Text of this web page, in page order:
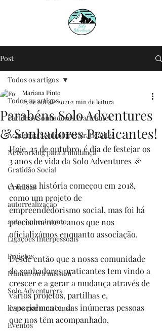
Post
Todos os artigos
Partilhas Sonhadores Praticantes
Academia Sonhadores Praticantes
Networking para a mudança
Gratidão Social
Crónicas
autorrealização
autoconhecimento
Ligações Interpessoais
Projetos
Human on a mission
Solo Adventurers
livros por uma causa
Eventos
Todos os artigos
Parabéns Solo Adventures
& Sonhadores Praticantes!
Mariana Pinto
25 de out. de 20212 min de leitura
Hoje, 25 de outubro, é dia de festejar os
3 anos de vida da Solo Adventures 🎉
A nossa história começou em 2018,
como um projeto de
empreendedorismo social, mas foi há
precisamente 2 anos que nos
oficializámos enquanto associação.
Desde então que a nossa comunidade
de sonhadores praticantes tem vindo a
crescer e a gerar a mudança através de
vários projetos, partilhas e,
especialmente, das inúmeras pessoas
que nos têm acompanhado.